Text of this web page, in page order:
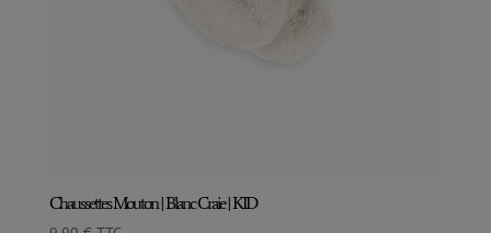
Chaussettes Mouton | Blanc Craie | KID